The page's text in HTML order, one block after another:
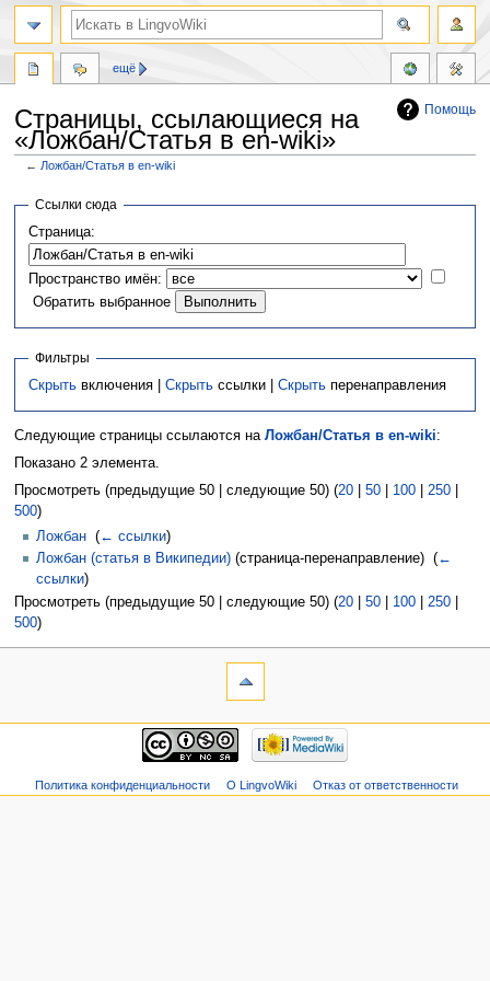
Помощь
Страницы, ссылающиеся на
«Ложбан/Статья в en-wiki»
← Ложбан/Статья в en-wiki
Перейти
навигации
Перейти
поиску
Ссылки сюда
Страница:
Пространство имён:
Обратить выбранное
Фильтры
Скрыть включения |Скрыть ссылки |Скрыть перенаправления
Следующие страницы ссылаются на Ложбан/Статья в en-wiki:
Показано 2 элемента.
Просмотреть (предыдущие 50 | следующие 50) (20| 50| 100| 250|
500)
Ложбан (← ссылки)
Ложбан (статья в Википедии) (страница-перенаправление) ‎ (←
ссылки)
Просмотреть (предыдущие 50 | следующие 50) (20| 50| 100| 250|
500)
ещё
Политика конфиденциальности О LingvoWiki Отказ от ответственности